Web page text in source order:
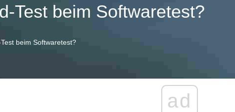
Test beim Softwaretest?
beim Softwaretest?
ad